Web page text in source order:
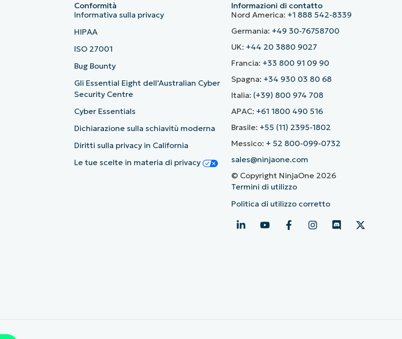
Conformità
Informativa sulla privacy
HIPAA
ISO 27001
Bug Bounty
Gli Essential Eight dell’Australian Cyber
Security Centre
Cyber Essentials
Dichiarazione sulla schiavitù moderna
Diritti sulla privacy in California
Le tue scelte in materia di privacy
Informazioni di contatto
Nord America: +1 888 542-8339
Germania: +49 30-76758700
UK: +44 20 3880 9027
Francia: +33 800 91 09 90
Spagna: +34 930 03 80 68
Italia: (+39) 800 974 708
APAC: +61 1800 490 516
Brasile: +55 (11) 2395-1802
Messico: + 52 800-099-0732
sales@ninjaone.com
© Copyright NinjaOne 2026
Termini di utilizzo
Politica di utilizzo corretto